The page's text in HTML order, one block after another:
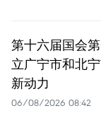
第十六届国会
立广宁市和北
新动力
06/08/2026 08:42